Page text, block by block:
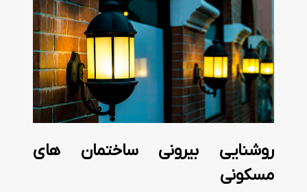
روشنایی بیرونی ساختمان های
مسکونی